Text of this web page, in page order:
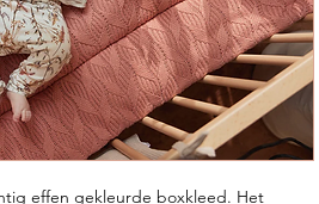
effen gekleurde boxkleed. Het